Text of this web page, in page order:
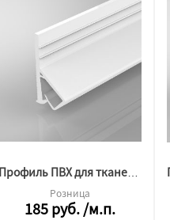
Профиль ПВХ для тканевого потолка стеновой 2 м.п. черный
Розница
185руб./м.п.